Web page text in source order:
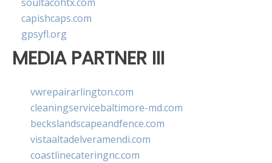
capishcaps.com
gpsyfl.org
MEDIA PARTNER III
vwrepairarlington.com
cleaningservicebaltimore-md.com
beckslandscapeandfence.com
vistaaltadelveramendi.com
coastlinecateringnc.com